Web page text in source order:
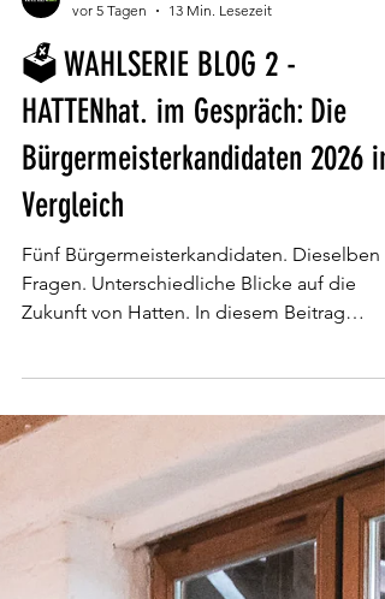
HATTENhat. Redaktion
vor 5 Tagen
13 Min. Lesezeit
🗳️ WAHLSERIE BLOG 2 -
HATTENhat. im Gespräch: Die
Bürgermeisterkandidaten 2026 im
Vergleich
Fünf Bürgermeisterkandidaten. Dieselben
Zukunft von Hatten. In diesem Beitrag
zu Führung, Verwaltung, Prioritäten,
Ortsteilen und Hatten 2034 – sachlich,
vergleichbar und ohne Wahlempfehlung.